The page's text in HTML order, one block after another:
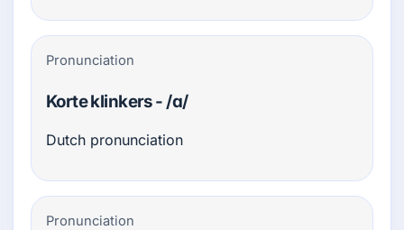
Pronunciation
Korte klinkers - /ɑ/
Dutch pronunciation
Pronunciation